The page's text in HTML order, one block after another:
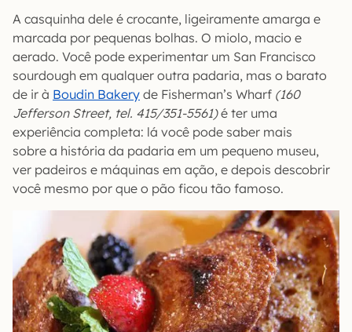
A casquinha dele é crocante, ligeiramente amarga e
marcada por pequenas bolhas. O miolo, macio e
aerado. Você pode experimentar um San Francisco
sourdough em qualquer outra padaria, mas o barato
de ir à Boudin Bakery de Fisherman’s Wharf (160
Jefferson Street, tel. 415/351-5561)é ter uma
experiência completa: lá você pode saber mais
sobre a história da padaria em um pequeno museu,
ver padeiros e máquinas em ação, e depois descobrir
você mesmo por que o pão ficou tão famoso.